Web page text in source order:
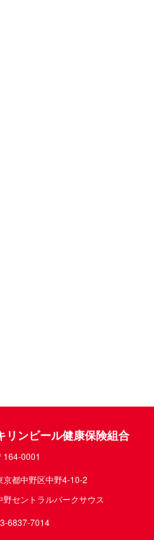
リンビール健康保険組合
164-0001
京都中野区中野4-10-2
野セントラルパークサウス
6837-7014